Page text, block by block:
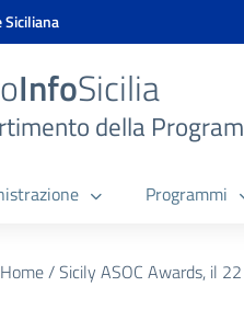
Policy
Siciliana
InfoSicilia
della
Programmi
Home/Sicily ASOC Awards, il